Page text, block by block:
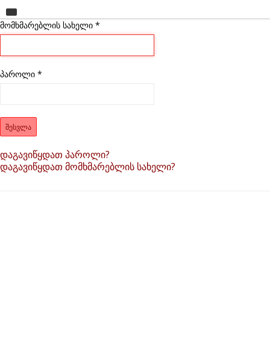
მთავარი
საგანმანათლებლო ერთეულები
კვლევა
კონტაქტი
მომხმარებლის სახელი *
პაროლი *
ᲨᲔᲡᲕᲚᲐ
დაგავიწყდათ პაროლი?
დაგავიწყდათ მომხმარებლის სახელი?